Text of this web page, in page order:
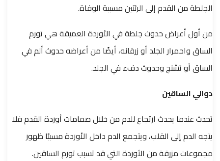
الجلطة من القدم إلى الرئتين مسببة الوفاة.
من أول أعراض حدوث جلطة في الأوردة العميقة هي تورم
الساق واحمرار الجلد أو زرقانه، أيضًا من أعراضه حدوث ألم في
الساق أو تشنج وحدوث دفء في الجلد.
دوالي الساقين
تحدث عندما يحدث ارتجاع للدم من خلال صمامات أوردة القدم فلا
يتجه الدم إلى القلب، ويتجمع الدم داخل الأوردة مسببًا ظهور
مجموعات مزرقة من الأوردة التي قد تسبب تورم الساقين.